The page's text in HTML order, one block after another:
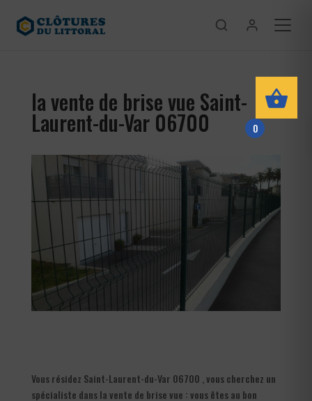
la vente de brise vue Saint-
Laurent-du-Var 06700
Vous résidez Saint-Laurent-du-Var 06700 , vous cherchez un
spécialiste dans la vente de brise vue : vous êtes au bon
0